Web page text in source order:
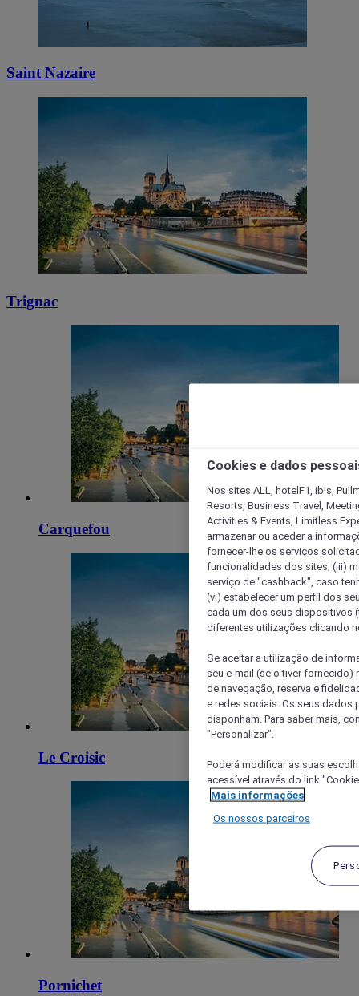
Saint Nazaire
Trignac
Carquefou
Le Croisic
Pornichet
Cookies e dados
Nos sites ALL, hotelF1, ibis,
Resorts, Business Travel,
Activities & Events, Limitless
armazenar ou aceder a
fornecer-lhe os serviços
funcionalidades dos sites; (iii)
serviço de "cashback", caso
(vi) estabelecer um perfil dos
cada um dos seus dispositivos
diferentes utilizações clicando
Se aceitar a utilização de
seu e-mail (se o tiver
de navegação, reserva e
e redes sociais. Os seus dados
disponham. Para saber mais,
"Personalizar".
Poderá modificar as suas
acessível através do link
Mais informações
Os nossos parceiros